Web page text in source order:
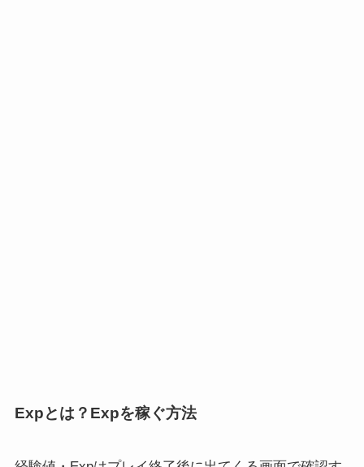
Expとは？Expを稼ぐ方法